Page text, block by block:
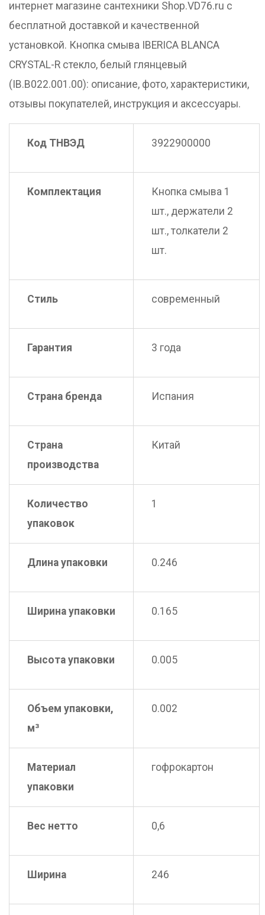
интернет магазине сантехники Shop.VD76.ru с
бесплатной доставкой и качественной
установкой. Кнопка смыва IBERICA BLANCA
CRYSTAL-R стекло, белый глянцевый
(IB.B022.001.00): описание, фото, характеристики,
отзывы покупателей, инструкция и аксессуары.
Код ТНВЭД 3922900000
Комплектация
Кнопка смыва 1
шт., держатели 2
шт., толкатели 2
шт.
Стиль современный
Гарантия 3 года
Страна бренда Испания
Страна
производства
Китай
Количество
упаковок
1
Длина упаковки 0.246
Ширина упаковки 0.165
Высота упаковки 0.005
Объем упаковки,
м³
0.002
Материал
упаковки
гофрокартон
Вес нетто 0,6
Ширина 246